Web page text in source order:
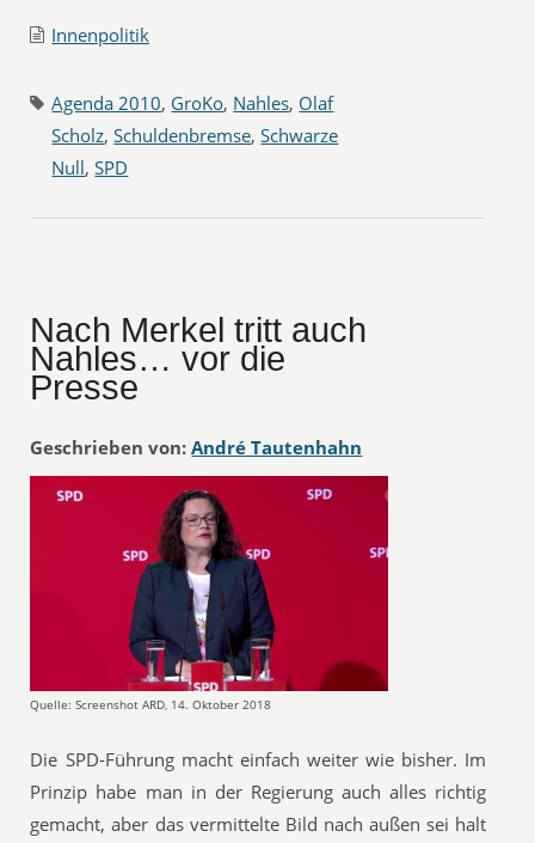
Innenpolitik
Agenda 2010, GroKo, Nahles, Olaf
Scholz,Schuldenbremse,Schwarze
Null,SPD
Nach Merkel tritt auch
Nahles… vor die
Presse
Geschrieben von: André Tautenhahn
Quelle: Screenshot ARD, 14. Oktober 2018
Die SPD-Führung macht einfach weiter wie bisher. Im
Prinzip habe man in der Regierung auch alles richtig
gemacht, aber das vermittelte Bild nach außen sei halt